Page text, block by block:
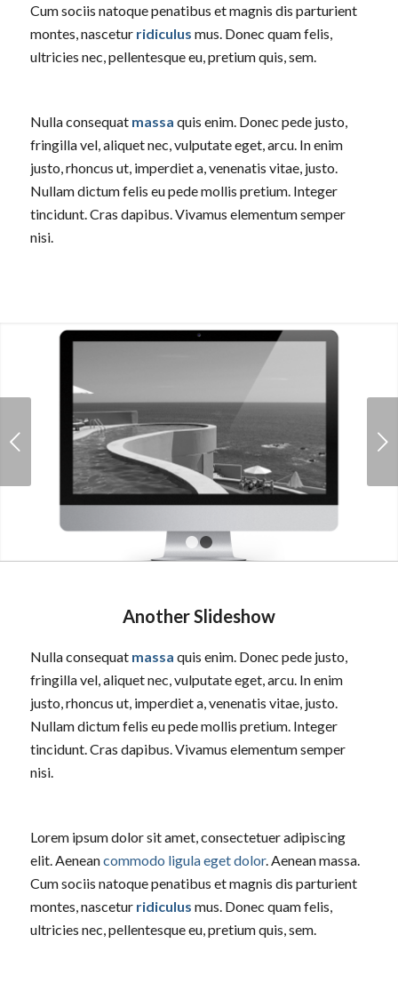
Cum sociis natoque penatibus et magnis dis parturient
montes, nascetur ridiculus mus. Donec quam felis,
ultricies nec, pellentesque eu, pretium quis, sem.
Nulla consequat massa quis enim. Donec pede justo,
fringilla vel, aliquet nec, vulputate eget, arcu. In enim
justo, rhoncus ut, imperdiet a, venenatis vitae, justo.
Nullam dictum felis eu pede mollis pretium. Integer
tincidunt. Cras dapibus. Vivamus elementum semper
nisi.
Next
Another Slideshow
Nulla consequat massa quis enim. Donec pede justo,
fringilla vel, aliquet nec, vulputate eget, arcu. In enim
justo, rhoncus ut, imperdiet a, venenatis vitae, justo.
Nullam dictum felis eu pede mollis pretium. Integer
tincidunt. Cras dapibus. Vivamus elementum semper
nisi.
Lorem ipsum dolor sit amet, consectetuer adipiscing
elit. Aeneancommodo ligula eget dolor. Aenean massa.
Cum sociis natoque penatibus et magnis dis parturient
montes, nascetur ridiculus mus. Donec quam felis,
ultricies nec, pellentesque eu, pretium quis, sem.